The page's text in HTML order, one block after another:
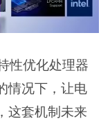
性优化处理器
情况下，让电
这套机制未来